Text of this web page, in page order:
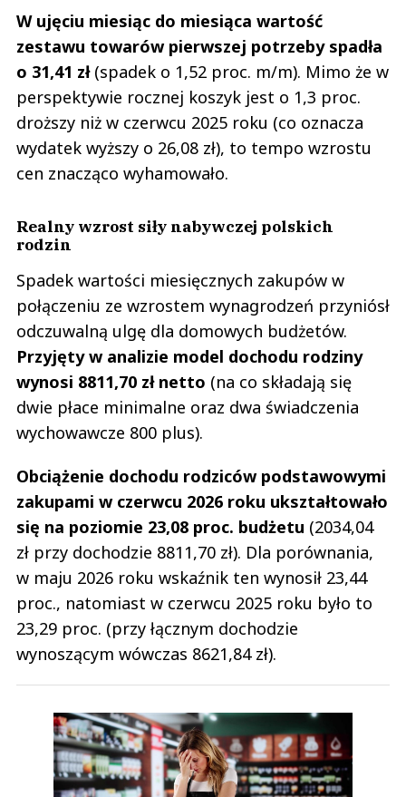
W ujęciu miesiąc do miesiąca wartość
zestawu towarów pierwszej potrzeby spadła
o 31,41 zł(spadek o 1,52 proc. m/m). Mimo że w
perspektywie rocznej koszyk jest o 1,3 proc.
droższy niż w czerwcu 2025 roku (co oznacza
wydatek wyższy o 26,08 zł), to tempo wzrostu
cen znacząco wyhamowało.
Realny wzrost siły nabywczej polskich
rodzin
Spadek wartości miesięcznych zakupów w
połączeniu ze wzrostem wynagrodzeń przyniósł
odczuwalną ulgę dla domowych budżetów.
Przyjęty w analizie model dochodu rodziny
wynosi 8811,70 zł netto (na co składają się
dwie płace minimalne oraz dwa świadczenia
wychowawcze 800 plus).
Obciążenie dochodu rodziców podstawowymi
zakupami w czerwcu 2026 roku ukształtowało
się na poziomie 23,08 proc. budżetu (2034,04
zł przy dochodzie 8811,70 zł). Dla porównania,
w maju 2026 roku wskaźnik ten wynosił 23,44
proc., natomiast w czerwcu 2025 roku było to
23,29 proc. (przy łącznym dochodzie
wynoszącym wówczas 8621,84 zł).